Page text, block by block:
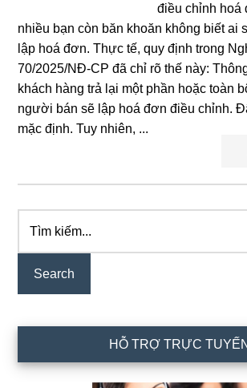
điều chỉnh hoá
nhiều bạn còn băn khoăn không biết ai
lập hoá đơn. Thực tế, quy định trong
70/2025/NĐ-CP đã chỉ rõ thế này:
khách hàng trả lại một phần hoặc toàn
người bán sẽ lập hoá đơn điều chỉnh.
mặc định. Tuy nhiên, ...
Primary
Sidebar
kiếm...
HỖ TRỢ TRỰC TUYẾN